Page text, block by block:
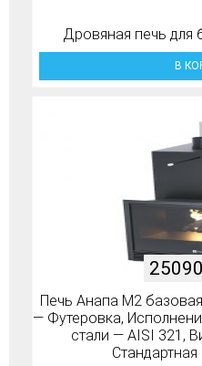
Дровяная печь для
В
Печь Анапа М2
— Футеровка,
стали — AISI 321,